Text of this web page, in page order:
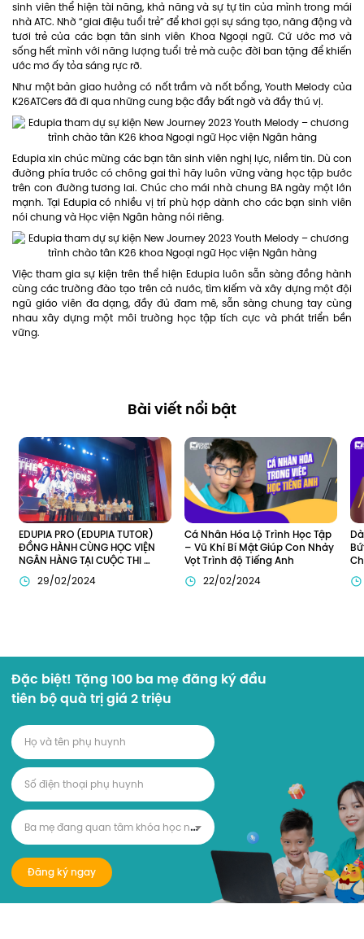
sinh viên thể hiện tài năng, khả năng và sự tự tin của mình trong mái
nhà ATC. Nhờ “giai điệu tuổi trẻ” để khơi gợi sự sáng tạo, năng động và
tươi trẻ của các bạn tân sinh viên Khoa Ngoại ngữ. Cứ ước mơ và
sống hết mình với năng lượng tuổi trẻ mà cuộc đời ban tặng để khiến
ước mơ ấy tỏa sáng rực rỡ.
Như một bản giao hưởng có nốt trầm và nốt bổng, Youth Melody của
K26ATCers đã đi qua những cung bậc đầy bất ngờ và đầy thú vị.
Edupia xin chúc mừng các bạn tân sinh viên nghị lực, niềm tin. Dù con
đường phía trước có chông gai thì hãy luôn vững vàng học tập bước
trên con đường tương lai. Chúc cho mái nhà chung BA ngày một lớn
mạnh. Tại Edupia có nhiều vị trí phù hợp dành cho các bạn sinh viên
nói chung và Học viện Ngân hàng nói riêng.
Việc tham gia sự kiện trên thể hiện Edupia luôn sẵn sàng đồng hành
cùng các trường đào tạo trên cả nước, tìm kiếm và xây dựng một đội
ngũ giáo viên đa dạng, đầy đủ đam mê, sẵn sàng chung tay cùng
nhau xây dựng một môi trường học tập tích cực và phát triển bền
vững.
Bài viết nổi bật
EDUPIA PRO (EDUPIA TUTOR)
ĐỒNG HÀNH CÙNG HỌC VIỆN
NGÂN HÀNG TẠI CUỘC THI
SPEAK OUT LOUD 2023
29/02/2024
Cá Nhân Hóa Lộ Trình Học Tập
– Vũ Khí Bí Mật Giúp Con Nhảy
Vọt Trình độ Tiếng Anh
22/02/2024
Đặc biệt! Tặng 100 ba mẹ đăng ký đầu
tiên bộ quà trị giá 2 triệu
B
a mẹ đang quan tâm khóa học nào?
Đăng ký ngay